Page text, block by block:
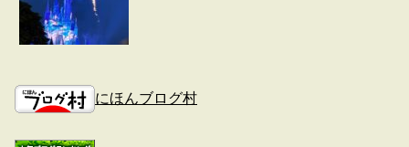
にほんブログ村